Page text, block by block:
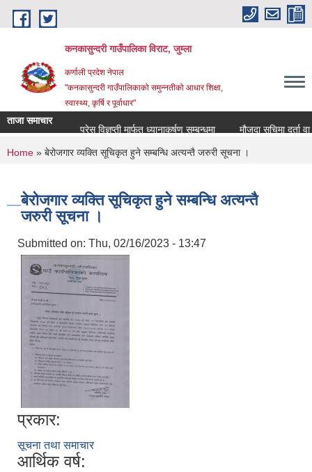
Skip to main content
कनकासुन्दरी गाउँपालिका विराट, जुम्ला
कर्णाली प्रदेश नेपाल
"कनकासुन्दरी गाउँपालिकाको समुन्नतीको आधार शिक्षा,
स्वास्थ्य, कृर्षि र पूर्वाधार"
ताजा समाचार
प्रेस विज्ञप्ती मार्फत ध्यानाकर्षण सम्बन्धमा
मौजुदा सुचिमा दर्ता वा
You are here
Home » बेरोजगार व्यक्ति सूचिकृत हुने सम्बन्धि अत्यन्तै जरुरी सूचना ।
बेरोजगार व्यक्ति सूचिकृत हुने सम्बन्धि अत्यन्तै
जरुरी सूचना ।
Submitted on: Thu, 02/16/2023 - 13:47
प्रकार:
सूचना तथा समाचार
आर्थिक वर्ष: